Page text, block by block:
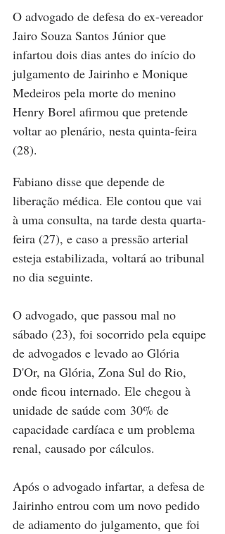
O advogado de defesa do ex-vereador
Jairo Souza Santos Júnior que
infartou dois dias antes do início do
julgamento de Jairinho e Monique
Medeiros pela morte do menino
Henry Borel afirmou que pretende
voltar ao plenário, nesta quinta-feira
(28).
Fabiano disse que depende de
liberação médica. Ele contou que vai
à uma consulta, na tarde desta quarta-
feira (27), e caso a pressão arterial
esteja estabilizada, voltará ao tribunal
no dia seguinte.
O advogado, que passou mal no
sábado (23), foi socorrido pela equipe
de advogados e levado ao Glória
D'Or, na Glória, Zona Sul do Rio,
onde ficou internado. Ele chegou à
unidade de saúde com 30% de
capacidade cardíaca e um problema
renal, causado por cálculos.
Após o advogado infartar, a defesa de
Jairinho entrou com um novo pedido
de adiamento do julgamento, que foi